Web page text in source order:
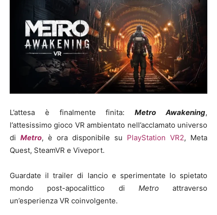
L’attesa è finalmente finita:Metro Awakening,
l’attesissimo gioco VR ambientato nell’acclamato universo
di Metro, è ora disponibile su PlayStation VR2, Meta
Quest, SteamVR e Viveport.
Guardate il trailer di lancio e sperimentate lo spietato
mondo post-apocalittico di Metroattraverso
un’esperienza VR coinvolgente.